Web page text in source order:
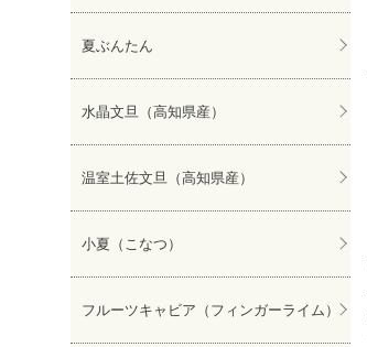
小夏
フィンガーライム
せとか
しらぬい
夏ぶんたん
水晶文旦（高知県産）
温室土佐文旦（高知県産）
小夏（こなつ）
フルーツキャビア（フィンガーライム）